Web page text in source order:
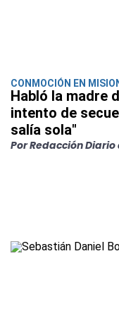
CONMOCIÓN EN
Habló la madre
intento de
salía sola"
Por Redacción Diario